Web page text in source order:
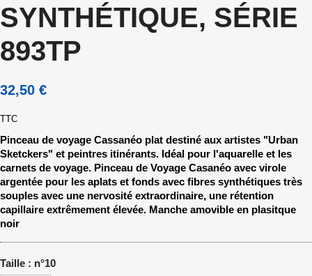
SYNTHÉTIQUE, SÉRIE
893TP
32,50 €
TTC
Pinceau de voyage Cassanéo plat destiné aux artistes "Urban
Sketckers" et peintres itinérants. Idéal pour l'aquarelle et les
carnets de voyage. Pinceau de Voyage Casanéo avec virole
argentée pour les aplats et fonds avec fibres synthétiques très
souples avec une nervosité extraordinaire, une rétention
capillaire extrêmement élevée. Manche amovible en plasitque
noir
Taille : n°10